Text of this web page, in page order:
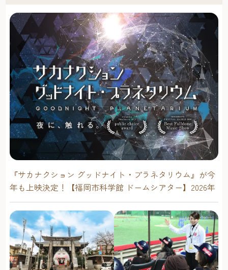
『サカナクション グッドナイト・プラネタリウム』が今
年も上映決定！【福岡市科学館 ドームシアター】2026年